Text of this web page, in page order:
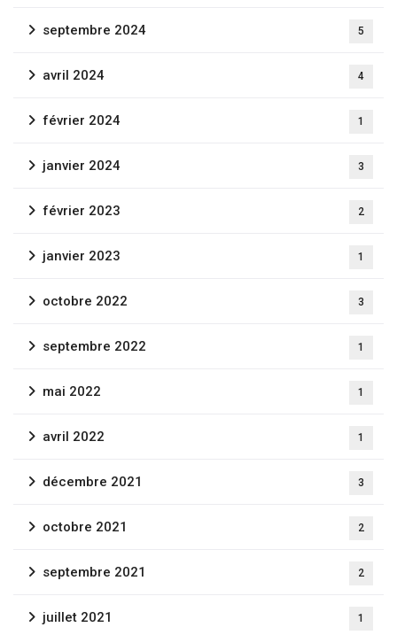
septembre 2024 5
avril 2024 4
février 2024 1
janvier 2024 3
février 2023 2
janvier 2023 1
octobre 2022 3
septembre 2022 1
mai 2022 1
avril 2022 1
décembre 2021 3
octobre 2021 2
septembre 2021 2
juillet 2021 1